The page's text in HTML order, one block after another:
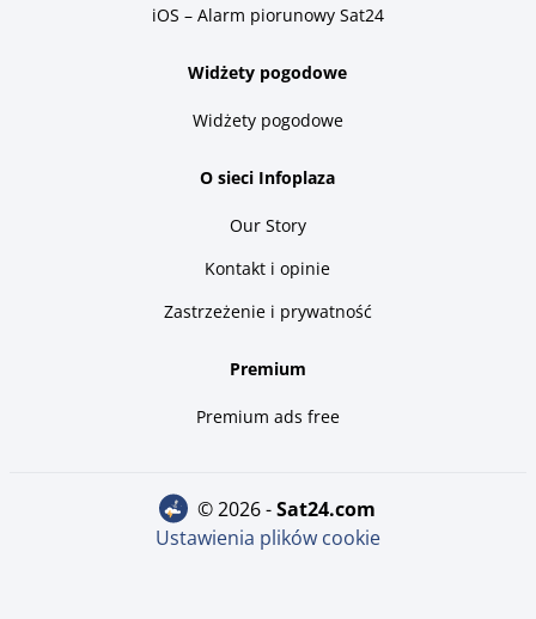
iOS – Alarm piorunowy Sat24
Widżety pogodowe
Widżety pogodowe
O sieci Infoplaza
Our Story
Kontakt i opinie
Zastrzeżenie i prywatność
Premium
Premium ads free
© 2026 - sat24.com
Ustawienia plików cookie